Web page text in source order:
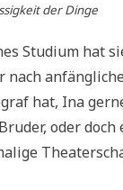
der Dinge
Studium hat
nach
hat, Ina
oder